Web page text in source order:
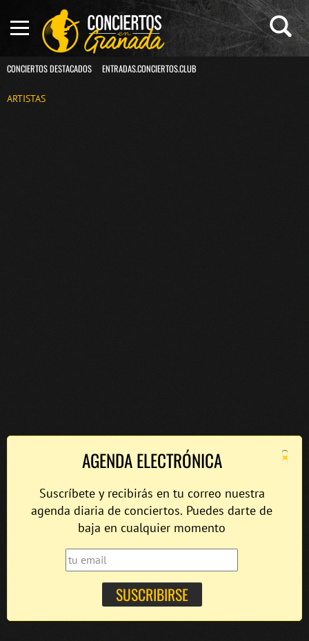
CONCIERTOS DESTACADOS ENTRADAS.CONCIERTOS.CLUB
ARTISTAS
×
AGENDA ELECTRÓNICA
Suscríbete y recibirás en tu correo nuestra
agenda diaria de conciertos. Puedes darte de
baja en cualquier momento